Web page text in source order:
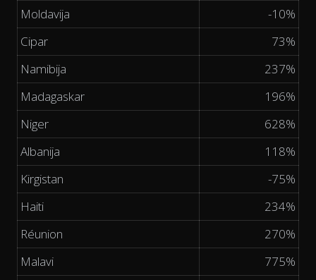
Moldavija
-10%
Cipar
73%
Namibija
237%
Madagaskar
196%
Niger
628%
Albanija
118%
Kirgistan
-75%
Haiti
234%
Réunion
270%
Malavi
775%